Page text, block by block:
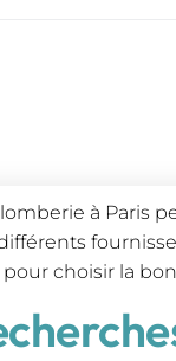
à Paris
choisir la